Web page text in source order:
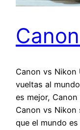
Canon vs Nikon
vueltas al
es mejor,
Canon vs Nikon
que el mundo